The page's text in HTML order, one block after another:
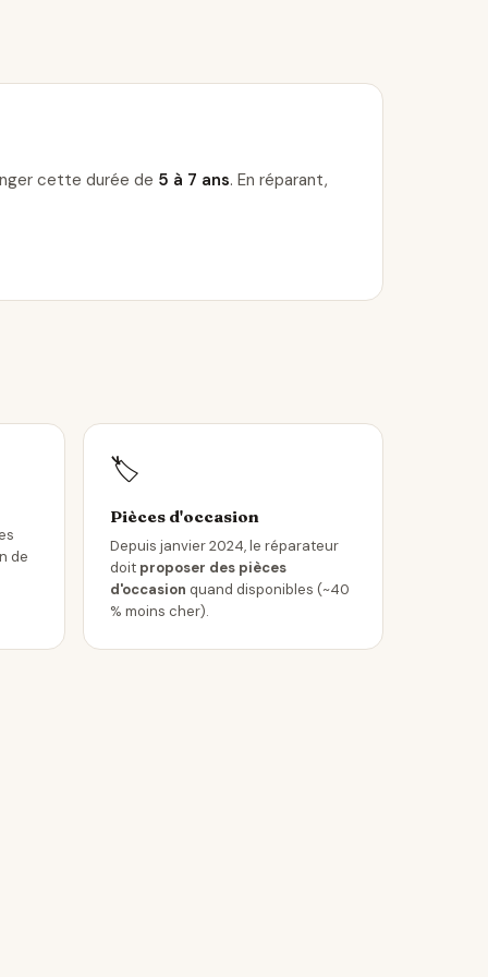
cette durée de 5 à 7 ans. En réparant,
de
🏷️
Pièces d'occasion
Depuis janvier 2024, le réparateur
doit proposer des pièces
d'occasion quand disponibles (~40
% moins cher).